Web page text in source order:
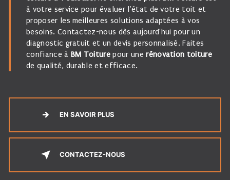
à votre service pour évaluer l'état de votre toit et
proposer les meilleures solutions adaptées à vos
besoins. Contactez-nous dès aujourd'hui pour un
diagnostic gratuit et un devis personnalisé. Faites
confiance à BM Toiture pour unerénovation toiture
de qualité, durable et efficace.
EN SAVOIR PLUS
CONTACTEZ-NOUS